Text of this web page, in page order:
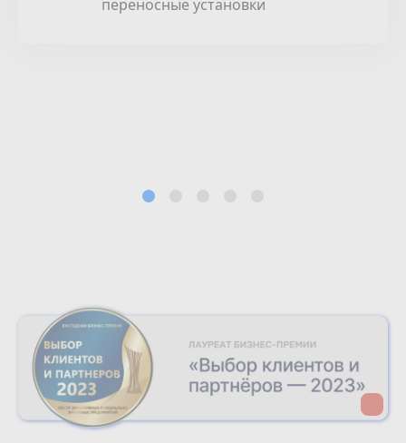
переносные установки